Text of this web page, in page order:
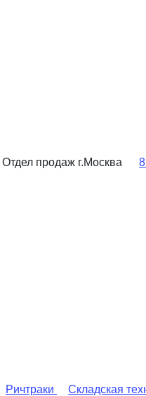
Отдел продаж г.Москва
Ричтраки Складская